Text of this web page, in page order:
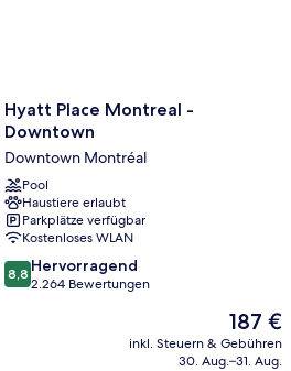
Hyatt
Place
-
Downtown
Downtown
Montréal
Hyatt Place Montreal -
Downtown
Downtown Montréal
Pool
Haustiere erlaubt
Parkplätze verfügbar
Kostenloses WLAN
8.8
von
8,8 Hervorragend
2.264 Bewertungen
Der
Preis
beträgt
187 €
inkl. Steuern & Gebühren
30. Aug.–31. Aug.